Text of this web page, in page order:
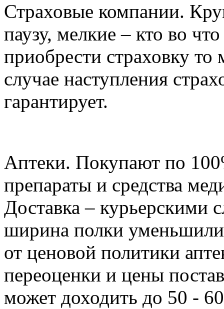
Страховые компании.
паузу, мелкие – кто во
приобрести страховку
случае наступления
гарантирует.
Аптеки. Покупают по
препараты и средства
Доставка – курьерскими
ширина полки
от ценовой политики
переоценки и цены
может доходить до 50 -